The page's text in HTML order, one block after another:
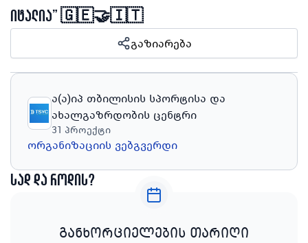
იტალია” 🇬🇪🤝🇮🇹
გაზიარება
ა(ა)იპ თბილისის სპორტისა და
ახალგაზრდობის ცენტრი
31 პროექტი
ორგანიზაციის ვებგვერდი
სად და როდის?
განხორციელების თარიღი